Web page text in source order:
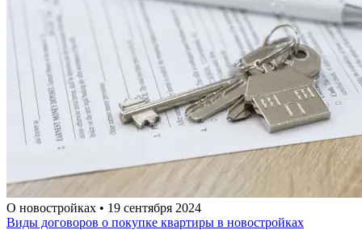
О новостройках • 19 сентября 2024
Виды договоров о покупке квартиры в новостройках